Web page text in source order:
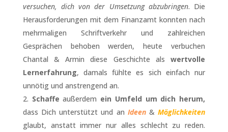
versuchen, dich von der Umsetzung abzubringen. Die
Herausforderungen mit dem Finanzamt konnten nach
mehrmaligen Schriftverkehr und zahlreichen
Gesprächen behoben werden, heute verbuchen
Chantal & Armin diese Geschichte alswertvolle
Lernerfahrung, damals fühlte es sich einfach nur
unnötig und anstrengend an.
Schaffe außerdem ein Umfeld um dich herum,
dass Dich unterstützt und an Ideen&Möglichkeiten
glaubt, anstatt immer nur alles schlecht zu reden.